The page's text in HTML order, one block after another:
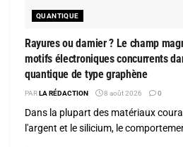
QUANTIQUE
Rayures ou damier ? Le champ
motifs électroniques concurrents
quantique de type graphène
PARLA RÉDACTION 8 août 2026 0
Dans la plupart des matériaux
l'argent et le silicium, le